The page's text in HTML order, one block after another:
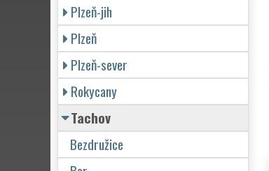
Plzeň-jih
Plzeň
Plzeň-sever
Rokycany
Tachov
Bezdružice